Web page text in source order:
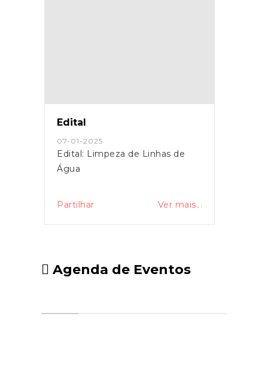
Edital
07-01-2025
Edital: Limpeza de Linhas de
Água
Partilhar Ver mais...
Agenda de Eventos